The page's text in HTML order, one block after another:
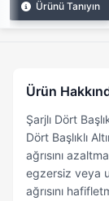
Ürünü Tanıyın
Ürün
Şarjlı Dört
Dört Başlıklı
ağrısını
egzersiz veya
ağrısını